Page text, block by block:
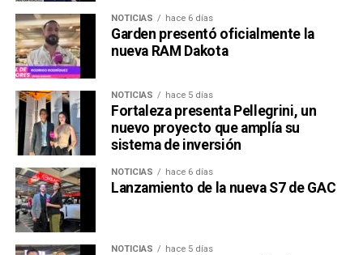
Una publicación compartida por Venus Media (@venusmediaoficial)
NOTICIAS hace 6 días
Garden presentó oficialmente la
nueva RAM Dakota
NOTICIAS hace 5 días
Fortaleza presenta Pellegrini, un
nuevo proyecto que amplía su
sistema de inversión
NOTICIAS hace 6 días
Lanzamiento de la nueva S7 de GAC
NOTICIAS hace 5 días